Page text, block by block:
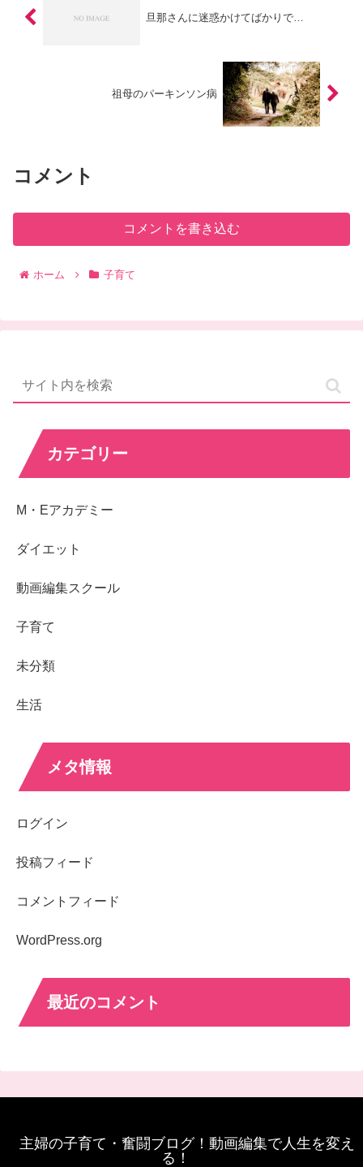
旦那さんに迷惑かけてばかりで…
祖母のパーキンソン病
コメント
コメントを書き込む
ホーム 子育て
カテゴリー
M・Eアカデミー
ダイエット
動画編集スクール
子育て
未分類
生活
メタ情報
ログイン
投稿フィード
コメントフィード
WordPress.org
最近のコメント
主婦の子育て・奮闘ブログ！動画編集で人生を変え
る！